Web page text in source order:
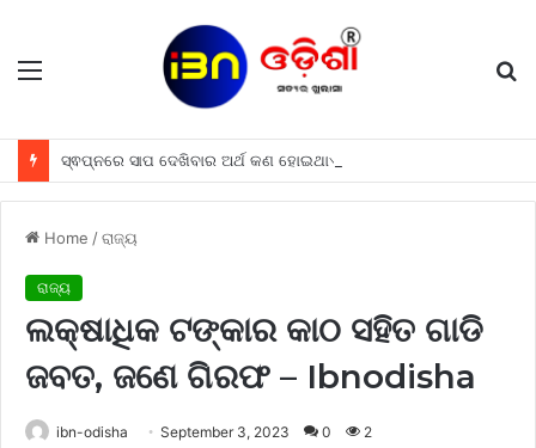
Menu
ସ୍ଵପ୍ନରେ ସାପ ଦେଖିବାର ଅର୍ଥ କଣ ହୋଇଥାଏ, ଜାଣନ୍ତୁ
Home /ରାଜ୍ୟ
ରାଜ୍ୟ
ଲକ୍ଷାଧିକ ଟଙ୍କାର କାଠ ସହିତ ଗାଡି
ଜବତ, ଜଣେ ଗିରଫ – Ibnodisha
ibn-odisha September 3, 2023 0 2